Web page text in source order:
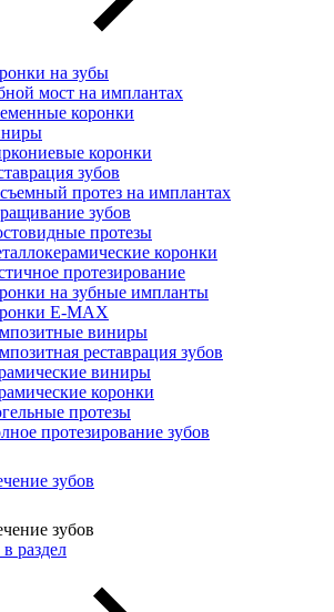
на зубы
мост на имплантах
коронки
коронки
зубов
протез на имплантах
зубов
протезы
коронки
протезирование
на зубные импланты
E-MAX
виниры
реставрация зубов
виниры
коронки
протезы
протезирование зубов
зубов
зубов
раздел